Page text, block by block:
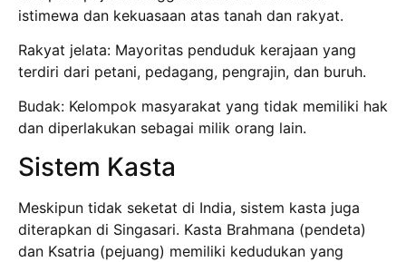
istimewa dan kekuasaan atas tanah dan rakyat.
Rakyat jelata: Mayoritas penduduk kerajaan yang
terdiri dari petani, pedagang, pengrajin, dan buruh.
Budak: Kelompok masyarakat yang tidak memiliki hak
dan diperlakukan sebagai milik orang lain.
Sistem Kasta
Meskipun tidak seketat di India, sistem kasta juga
diterapkan di Singasari. Kasta Brahmana (pendeta)
dan Ksatria (pejuang) memiliki kedudukan yang